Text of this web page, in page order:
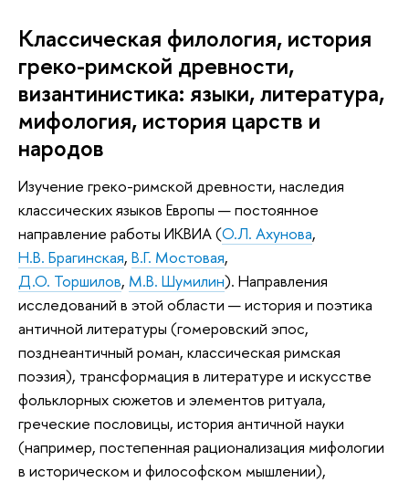
Классическая филология, история
греко-римской древности,
византинистика: языки, литература,
мифология, история царств и
народов
Изучение греко-римской древности, наследия
классических языков Европы — постоянное
направление работы ИКВИА (О.Л. Ахунова,
Н.В. Брагинская, В.Г. Мостовая,
Д.О. Торшилов, М.В. Шумилин). Направления
исследований в этой области — история и поэтика
античной литературы (гомеровский эпос,
позднеантичный роман, классическая римская
поэзия), трансформация в литературе и искусстве
фольклорных сюжетов и элементов ритуала,
греческие пословицы, история античной науки
(например, постепенная рационализация мифологии
в историческом и философском мышлении),